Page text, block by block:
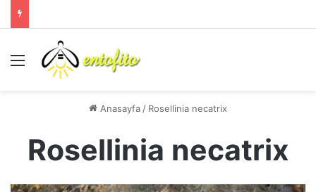
Menü
Anasayfa / Rosellinia necatrix
Rosellinia necatrix